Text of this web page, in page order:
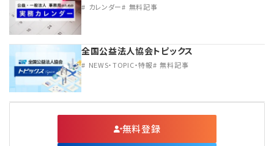
カレンダー 無料記事
全国公益法人協会トピックス
NEWS・TOPIC・特報 無料記事
無料登録